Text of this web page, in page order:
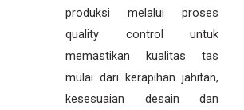
produksi melalui proses
quality control untuk
memastikan kualitas tas
mulai dari kerapihan jahitan,
kesesuaian desain dan